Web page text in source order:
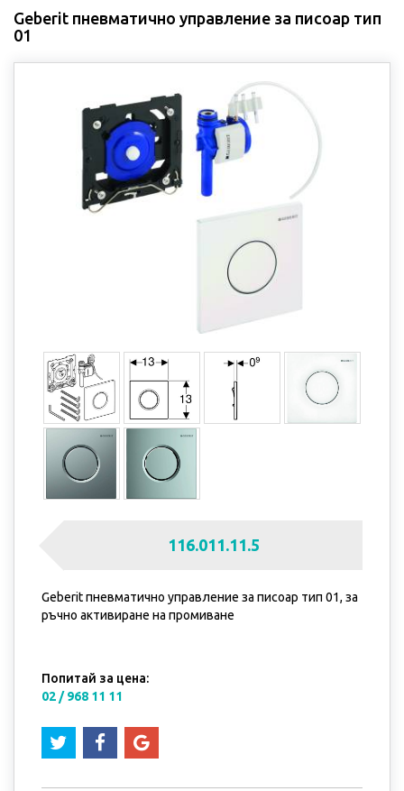
Geberit пневматично управление за писоар тип
01
116.011.11.5
Geberit пневматично управление за писоар тип 01, за
ръчно активиране на промиване
Попитай за цена:
02 / 968 11 11